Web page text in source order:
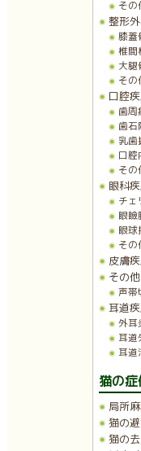
その
整形外
膝蓋
椎間
大腿
その
口腔
歯周
歯石
乳歯
口腔
その
眼科
チェ
眼瞼
眼球
その
皮膚
その他
声帯
耳道
外耳
耳道
耳道
猫の
局所
猫の
猫の去